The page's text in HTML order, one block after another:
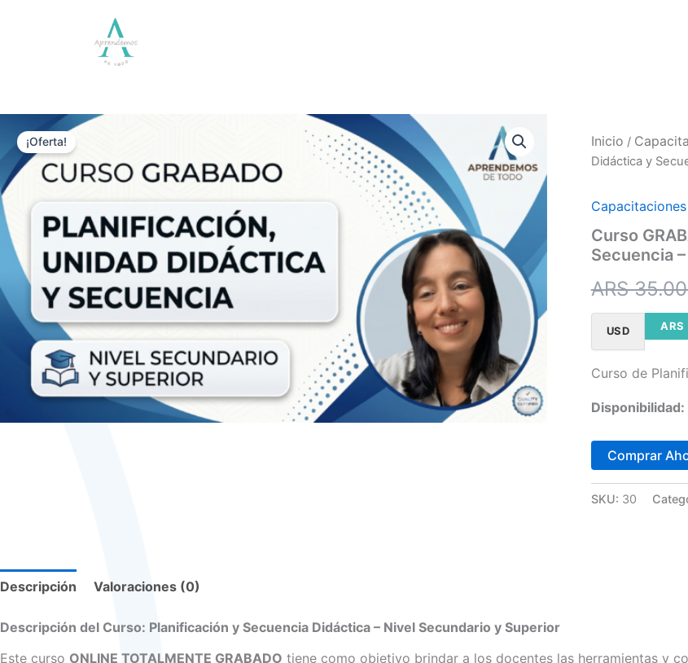
¡Oferta! Inicio /
Didáctica y
Curso
Secuencia –
ARS
USD ARS
Curso de
Disponibilidad:
Comprar
SKU: 30
Descripción Valoraciones (0)
Descripción del Curso: Planificación y Secuencia Didáctica – Nivel Secundario y Superior
Este curso ONLINE TOTALMENTE GRABADO tiene como objetivo brindar a los docentes las herramientas y